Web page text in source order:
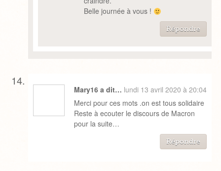
Belle journée à vous !
Répondre
Mary16 a dit… lundi 13 avril 2020 à 20:04
Merci pour ces mots .on est tous solidaire
Reste à ecouter le discours de Macron
pour la suite…
Répondre